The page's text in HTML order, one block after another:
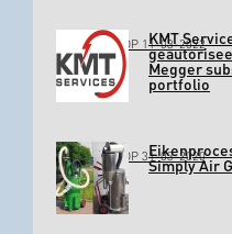
GEPLAATST OP 11-03-2022
KMT
Megger
portfolio
GEPLAATST OP 31-03-2020
Simply Air